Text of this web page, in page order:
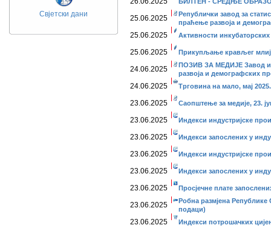
Свјетски дани 25.06.2025
Републички завод за
праћење развоја и
25.06.2025 Активности инкубаторских
25.06.2025 Прикупљање крављег
24.06.2025
ПОЗИВ ЗА МЕДИЈЕ Завод и
развоја и демографских
24.06.2025 Трговина на мало, мај 2025.
23.06.2025 Саопштење за медије, 23.
23.06.2025 Индекси индустријске
23.06.2025 Индекси запослених у
23.06.2025 Индекси индустријске
23.06.2025 Индекси запослених у
23.06.2025 Просјечне плате
23.06.2025
Робна размјена Републике
подаци)
23.06.2025 Индекси потрошачких